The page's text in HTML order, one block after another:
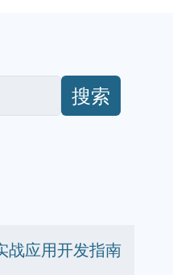
搜索
战应用开发指南